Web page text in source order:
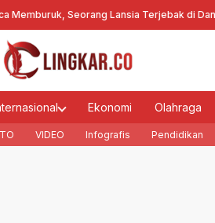
Seorang Lansia Terjebak di Danau
Ekonomi Olahraga
VIDEO Infografis Pendidikan